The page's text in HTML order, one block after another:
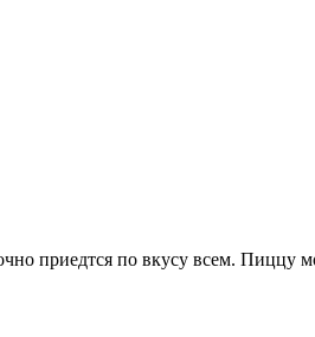
приедтся по вкусу всем. Пиццу